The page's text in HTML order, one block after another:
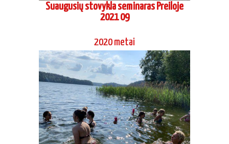
Suaugusių stovykla seminaras Preiloje
2021 09
2020 metai